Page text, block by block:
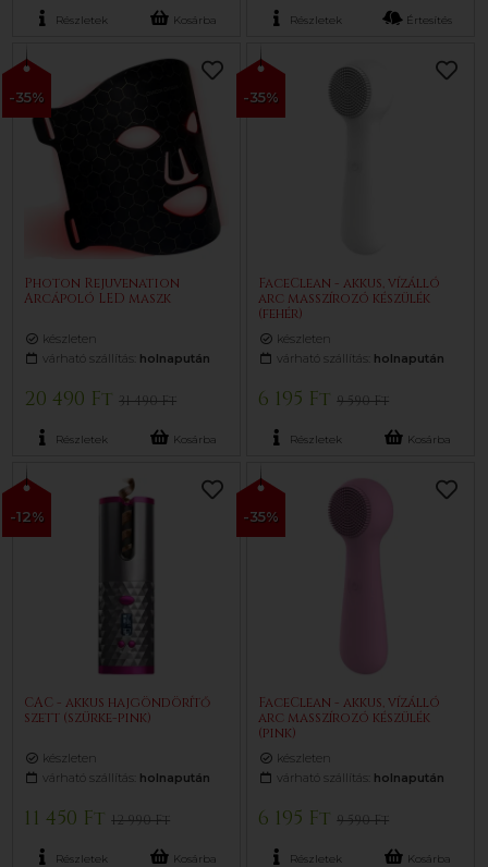
Részletek Kosárba Részletek Értesítés
-35%
Photon Rejuvenation
Arcápoló LED maszk
készleten
várható szállítás: holnapután
20 490 Ft31 490 Ft
Részletek Kosárba
-35%
FaceClean - akkus, vízálló
arc masszírozó készülék
(fehér)
készleten
várható szállítás: holnapután
6 195 Ft9 590 Ft
Részletek Kosárba
-12%
CAC - akkus hajgöndörítő
szett (szürke-pink)
készleten
várható szállítás: holnapután
11 450 Ft12 990 Ft
Részletek Kosárba
-35%
FaceClean - akkus, vízálló
arc masszírozó készülék
(pink)
készleten
várható szállítás: holnapután
6 195 Ft9 590 Ft
Részletek Kosárba